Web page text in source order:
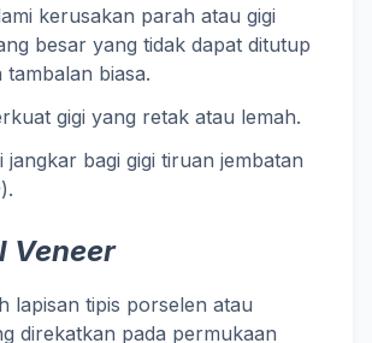
kerusakan parah atau gigi
besar yang tidak dapat ditutup
tambalan biasa.
gigi yang retak atau lemah.
jangkar bagi gigi tiruan jembatan
).
Veneer
lapisan tipis porselen atau
direkatkan pada permukaan